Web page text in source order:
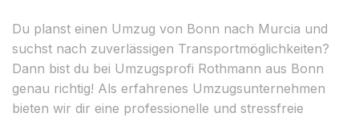
Du planst einen Umzug von Bonn nach Murcia und
suchst nach zuverlässigen Transportmöglichkeiten?
Dann bist du bei Umzugsprofi Rothmann aus Bonn
genau richtig! Als erfahrenes Umzugsunternehmen
bieten wir dir eine professionelle und stressfreie